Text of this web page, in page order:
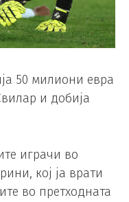
50 милиони евра
и добија
играчи во
кој ја врати
во претходната